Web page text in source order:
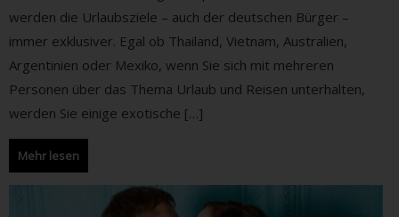
werden die Urlaubsziele – auch der deutschen Bürger –
immer exklusiver. Egal ob Thailand, Vietnam, Australien,
Argentinien oder Mexiko, wenn Sie sich mit mehreren
Personen über das Thema Urlaub und Reisen unterhalten,
werden Sie einige exotische […]
Mehr lesen